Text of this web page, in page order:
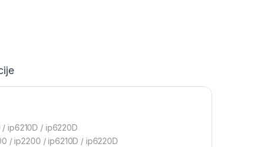
/ ip6210D / ip6220D
/ ip2200 / ip6210D / ip6220D